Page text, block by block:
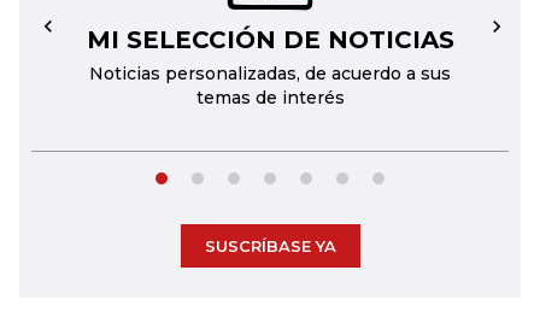
MI SELECCIÓN DE NOTICIAS
Noticias personalizadas, de acuerdo a sus
temas de interés
← →
SUSCRÍBASE YA